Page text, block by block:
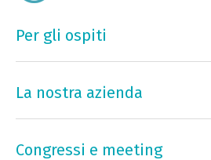
Per gli ospiti
La nostra azienda
Congressi e meeting